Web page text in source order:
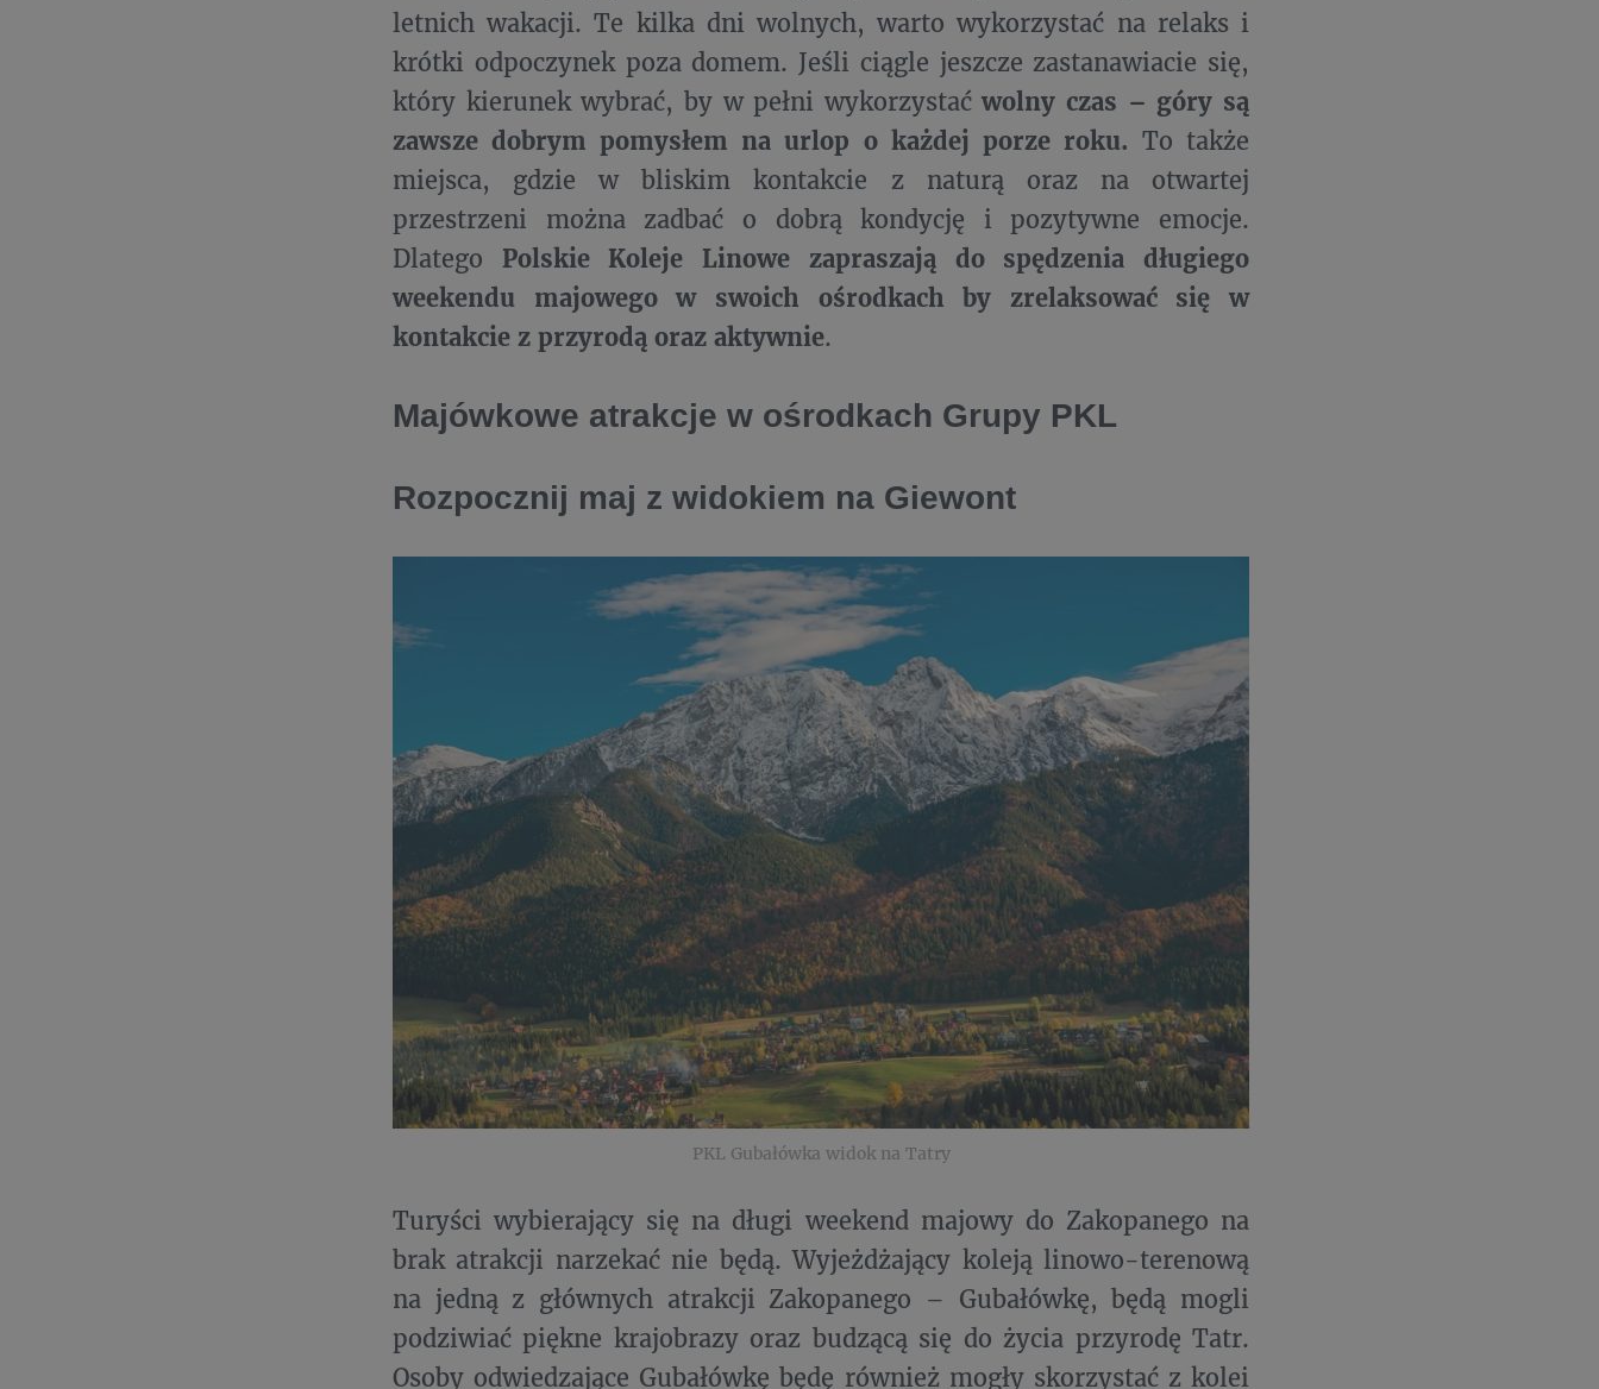
letnich wakacji. Te kilka dni wolnych, warto wykorzystać na relaks i
krótki odpoczynek poza domem. Jeśli ciągle jeszcze zastanawiacie się,
który kierunek wybrać, by w pełni wykorzystaćwolny czas – góry są
zawsze dobrym pomysłem na urlop o każdej porze roku. To także
miejsca, gdzie w bliskim kontakcie z naturą oraz na otwartej
przestrzeni można zadbać o dobrą kondycję i pozytywne emocje.
Dlatego Polskie Koleje Linowe zapraszają do spędzenia długiego
weekendu majowego w swoich ośrodkach by zrelaksować się w
kontakcie z przyrodą oraz aktywnie.
Majówkowe atrakcje w ośrodkach Grupy PKL
Rozpocznij maj z widokiem na Giewont
PKL Gubałówka widok na Tatry
Turyści wybierający się na długi weekend majowy do Zakopanego na
brak atrakcji narzekać nie będą. Wyjeżdżający koleją linowo-terenową
na jedną z głównych atrakcji Zakopanego – Gubałówkę, będą mogli
podziwiać piękne krajobrazy oraz budzącą się do życia przyrodę Tatr.
Osoby odwiedzające Gubałówkę będę również mogły skorzystać z kolei